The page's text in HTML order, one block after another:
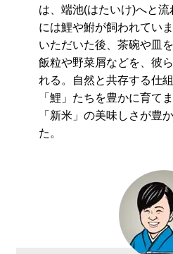
は、端池(はたいけ)へと
には鯉や鮒が飼われてい
いただいた後、茶碗や皿
飯粒や野菜屑などを、彼
れる。自然と共存する仕
「鯉」たちを豊かに育て
「新米」の美味しさが豊
た。